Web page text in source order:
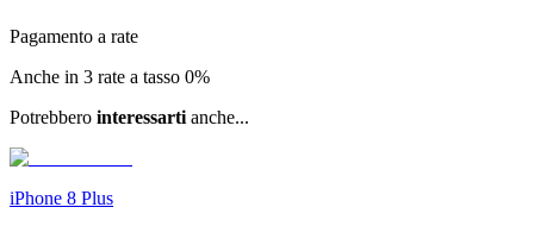
Pagamento a rate
Anche in 3 rate a tasso 0%
Potrebbero interessarti anche...
iPhone 8 Plus